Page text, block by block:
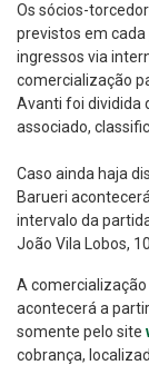
Os sócios-
previstos em
ingressos via
comercialização
Avanti foi dividida
associado,
Caso ainda haja
Barueri
intervalo da
João Vila Lobos,
A comercialização
acontecerá a
somente pelo site
cobrança,